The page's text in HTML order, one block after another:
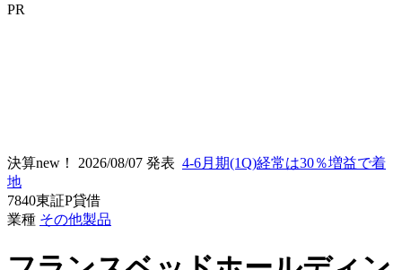
PR
決算new！ 2026/08/07 発表 4-6月期(1Q)経常は30％増益で着
地
7840東証P貸借
業種 その他製品